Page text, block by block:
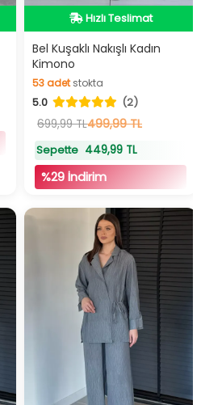
Hızlı Teslimat
Videolu Ürün
Bel Kuşaklı Nakışlı Kadın
Kimono
53adetstokta
53adetstokta
5.0
(2)
699,99 TL499,99 TL
Sepette 449,99 TL
%29 İndirim